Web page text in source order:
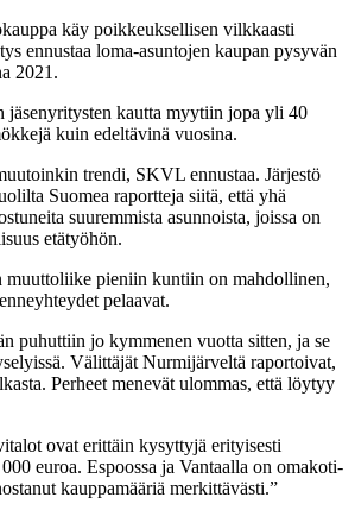
käy poikkeuksellisen vilkkaasti
ennustaa loma-asuntojen kaupan pysyvän
2021.
kautta myytiin jopa yli 40
kuin edeltävinä vuosina.
trendi, SKVL ennustaa. Järjestö
Suomea raportteja siitä, että yhä
suuremmista asunnoista, joissa on
etätyöhön.
muuttoliike pieniin kuntiin on mahdollinen,
pelaavat.
puhuttiin jo kymmenen vuotta sitten, ja se
Välittäjät Nurmijärveltä raportoivat,
Perheet menevät ulommas, että löytyy
ovat erittäin kysyttyjä erityisesti
euroa. Espoossa ja Vantaalla on omakoti-
kauppamääriä merkittävästi.”